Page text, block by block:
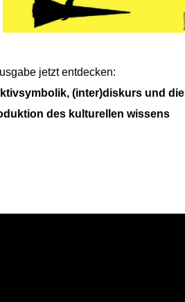
jetzt entdecken:
(inter)diskurs und die
des kulturellen wissens